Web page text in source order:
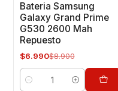
Bateria Samsung
Galaxy Grand Prime
G530 2600 Mah
Repuesto
$6.990$8.900
Cantidad